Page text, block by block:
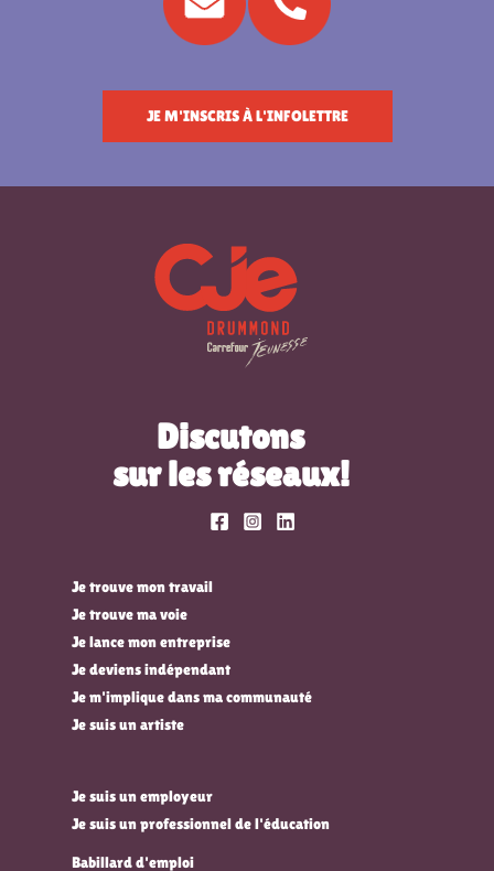
JE M'INSCRIS À L'INFOLETTRE
Discutons
sur les réseaux!
Je trouve mon travail
Je trouve ma voie
Je lance mon entreprise
Je deviens indépendant
Je m'implique dans ma communauté
Je suis un artiste
Je suis un employeur
Je suis un professionnel de l'éducation
Babillard d'emploi